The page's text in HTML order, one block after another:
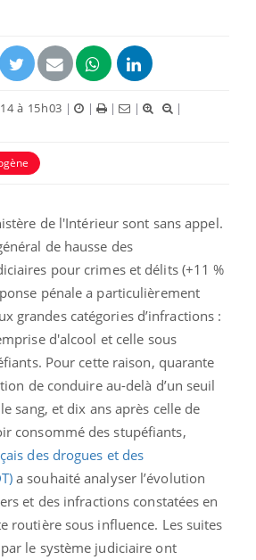
à 15h03 | | | |
|
de l'Intérieur sont sans appel.
de hausse des
pour crimes et délits (+11 %
pénale a particulièrement
grandes catégories d’infractions :
d'alcool et celle sous
Pour cette raison, quarante
de conduire au-delà d’un seuil
sang, et dix ans après celle de
consommé des stupéfiants,
des drogues et des
a souhaité analyser l’évolution
et des infractions constatées en
routière sous influence. Les suites
le système judiciaire ont